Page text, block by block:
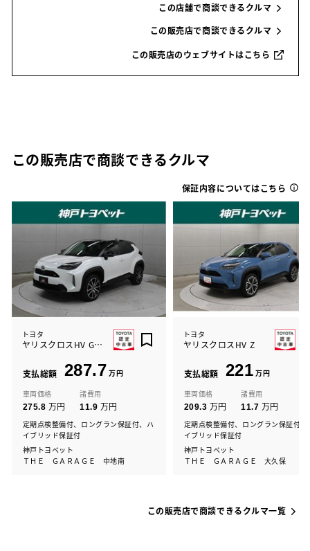
この店舗で商談できるクルマ
この販売店で商談できるクルマ
この販売店のウェブサイトはこちら
この販売店で商談できるクルマ
保証内容についてはこちら
トヨタ
ヤリスクロスHV GRスポーツ
支払総額 287.7 万円
車両価格
275.8 万円
諸費用
11.9 万円
定期点検整備付、ロングラン保証付、ハ
イブリッド保証付
神戸トヨペット
ＴＨＥ ＧＡＲＡＧＥ 中地南
トヨタ
ヤリスクロスHV Z
支払総額 221 万円
車両価格
209.3 万円
諸費用
11.7 万円
定期点検整備付、ロングラン保証付、
イブリッド保証付
神戸トヨペット
ＴＨＥ ＧＡＲＡＧＥ 大久保
この販売店で商談できるクルマ一覧